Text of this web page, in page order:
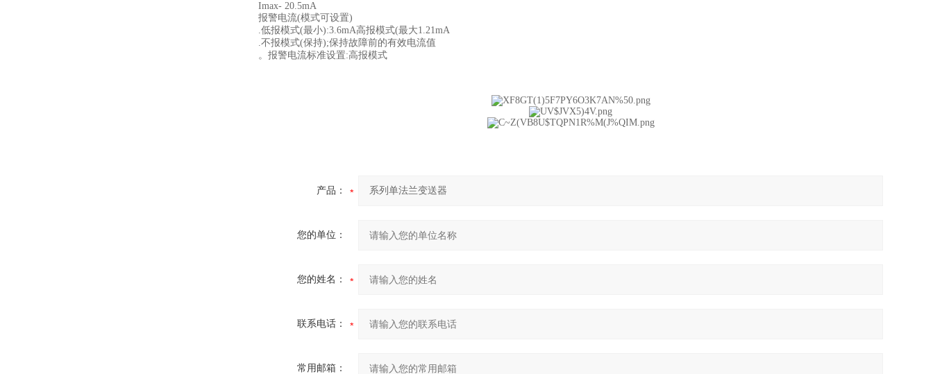
Imax- 20.5mA
报警电流(模式可设置)
.低报模式(最小):3.6mA高报模式(最大1.21mA
.不报模式(保持);保持故障前的有效电流值
。报警电流标准设置:高报模式
产品：
您的单位：
您的姓名：
联系电话：
常用邮箱：